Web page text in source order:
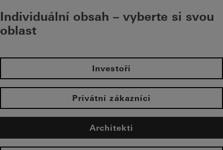
Individuální obsah – vyberte si svou
oblast
Investoři
Privátní zákazníci
Architekti